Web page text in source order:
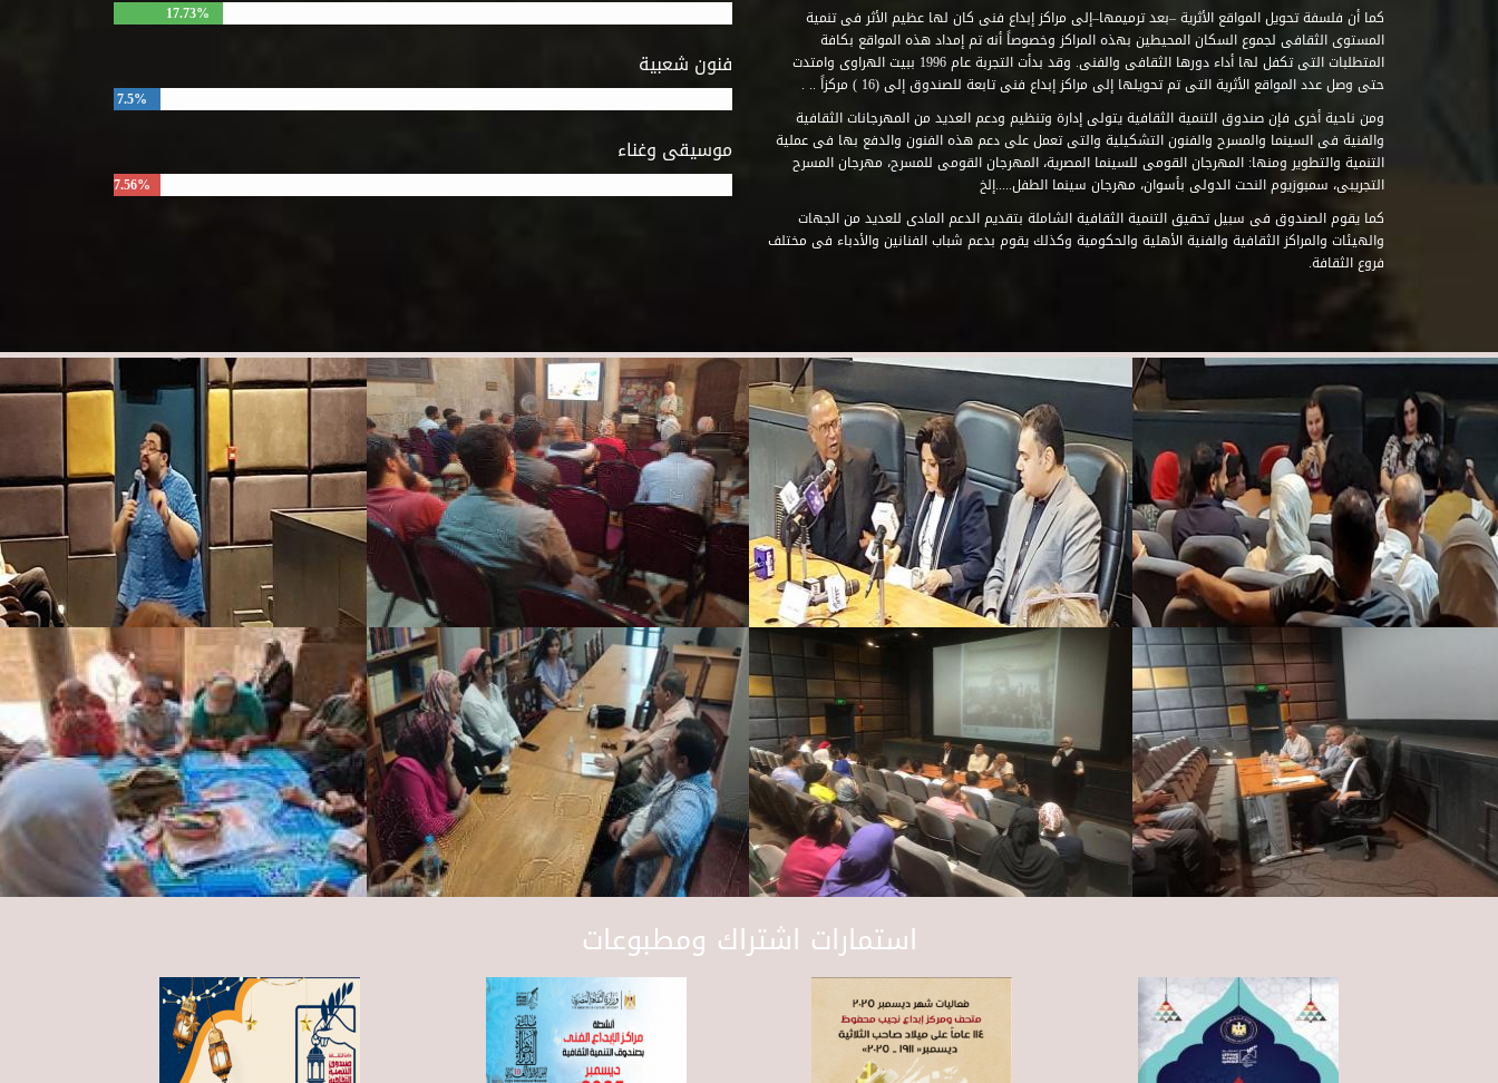
17.73%
فنون شعبية
7.5%
موسيقى وغناء
7.56%
كما أن فلسفة تحويل المواقع الأثرية –بعد ترميمها–إلى مراكز إبداع فنى كان لها عظيم الأثر فى تنمية
المستوى الثقافى لجموع السكان المحيطين بهذه المراكز وخصوصاً أنه تم إمداد هذه المواقع بكافة
المتطلبات التى تكفل لها أداء دورها الثقافى والفنى. وقد بدأت التجربة عام 1996 ببيت الهراوى وامتدت
حتى وصل عدد المواقع الأثرية التى تم تحويلها إلى مراكز إبداع فنى تابعة للصندوق إلى (16 ) مركزاً .. .
ومن ناحية أخرى فإن صندوق التنمية الثقافية يتولى إدارة وتنظيم ودعم العديد من المهرجانات الثقافية
والفنية فى السينما والمسرح والفنون التشكيلية والتى تعمل على دعم هذه الفنون والدفع بها فى عملية
التنمية والتطوير ومنها: المهرجان القومى للسينما المصرية، المهرجان القومى للمسرح، مهرجان المسرح
التجريبى، سمبوزيوم النحت الدولى بأسوان، مهرجان سينما الطفل.....إلخ
كما يقوم الصندوق فى سبيل تحقيق التنمية الثقافية الشاملة بتقديم الدعم المادى للعديد من الجهات
والهيئات والمراكز الثقافية والفنية الأهلية والحكومية وكذلك يقوم بدعم شباب الفنانين والأدباء فى مختلف
فروع الثقافة.
استمارات اشتراك ومطبوعات